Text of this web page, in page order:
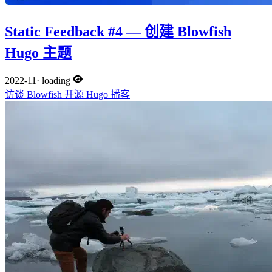
Static Feedback #4 — 创建 Blowfish
Hugo 主题
2022-11 · loading
访谈 Blowfish 开源 Hugo 播客